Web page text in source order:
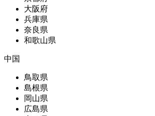
大阪府
兵庫県
奈良県
和歌山県
中国
鳥取県
島根県
岡山県
広島県